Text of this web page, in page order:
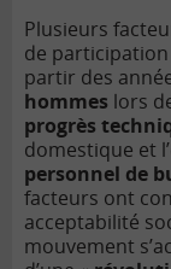
Plusieurs
de
partir des
hommes lors
progrès
domestique et
personnel de
facteurs ont
acceptabilité
mouvement